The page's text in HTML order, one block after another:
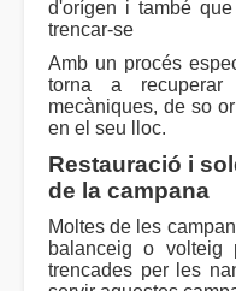
d'orígen i també
trencar-se
Amb un procés
torna a recuperar
mecàniques, de so
en el seu lloc.
Restauració i
de la campana
Moltes de les
balanceig o volteig
trencades per les